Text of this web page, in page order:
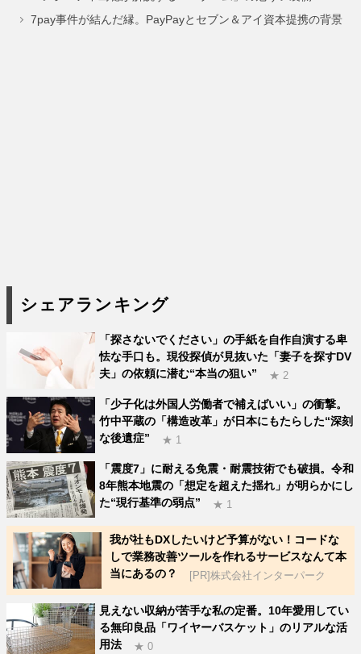
ジ ジ ジ
7pay事件が結んだ縁。PayPayとセブン＆アイ資本提携の背景
シェアランキング
「探さないでください」の手紙を自作自演する卑
怯な手口も。現役探偵が見抜いた「妻子を探すDV
夫」の依頼に潜む“本当の狙い”
★ 2
「少子化は外国人労働者で補えばいい」の衝撃。
竹中平蔵の「構造改革」が日本にもたらした“深刻
な後遺症”
★ 1
「震度7」に耐える免震・耐震技術でも破損。令和
8年熊本地震の「想定を超えた揺れ」が明らかにし
た“現行基準の弱点”
★ 1
我が社もDXしたいけど予算がない！コードな
しで業務改善ツールを作れるサービスなんて本
当にあるの？
[PR]株式会社インターパーク
見えない収納が苦手な私の定番。10年愛用してい
る無印良品「ワイヤーバスケット」のリアルな活
用法
★ 0